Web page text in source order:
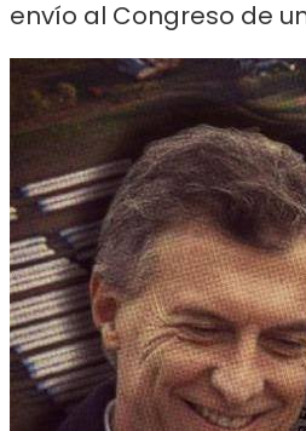
envío al Congreso de